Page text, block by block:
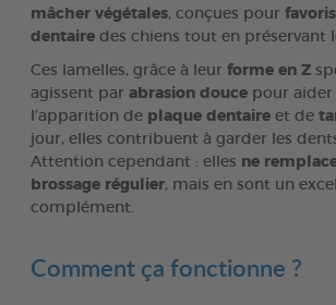
mâcher végétales, conçues pour
dentaire des chiens tout en préservant
Ces lamelles, grâce à leur forme en Z
agissent par abrasion douce pour
l’apparition de plaque dentaire et de
jour, elles contribuent à garder les
Attention cependant : elles ne
brossage régulier, mais en sont un
complément.
Comment ça fonctionne ?